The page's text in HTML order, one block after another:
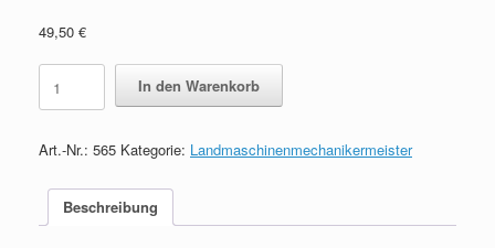
49,50 €
Landmaschinenmechanikermeister
Das
Wissen
In den Warenkorb
Art.-Nr.: 565 Kategorie: Landmaschinenmechanikermeister
Beschreibung